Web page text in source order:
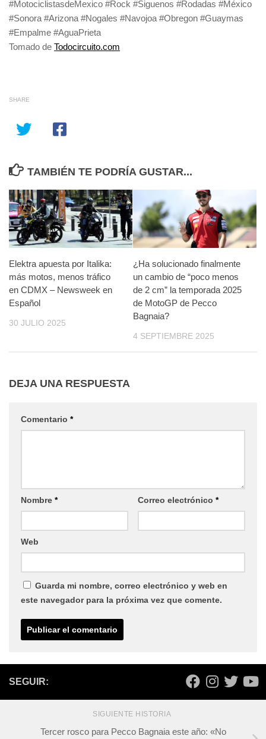
#MotociclistasdeMexico #Rock #Siguenos #Rodadas #México
#Sonora #Arizona #Nogales #Navojoa #Obregon #Guaymas
#Empalme #AguaPrieta
Tomado de Todocircuito.com
SHARE
TAMBIÉN TE PODRÍA GUSTAR...
Elektra apuesta por Italika:
más motos, menos tráfico
en CDMX – Newsweek en
Español
30 JULIO 2025
¿Ha solucionado finalmente
un cambio de “poco menos
de 2 cm” la temporada 2025
de MotoGP de Pecco
Bagnaia?
4 SEPTIEMBRE 2025
DEJA UNA RESPUESTA
Comentario *
Nombre * Correo electrónico *
Web
Guarda mi nombre, correo electrónico y web en
este navegador para la próxima vez que comente.
SEGUIR:
SIGUIENTE HISTORIA
Tercer rosco para Pecco Bagnaia este año: «No